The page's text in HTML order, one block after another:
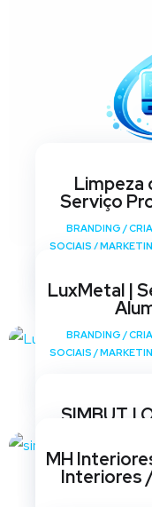
Limpeza
Serviço
BRANDING /
SOCIAIS /
LuxMetal |
BRANDING /
SOCIAIS /
SIMBUT |
SOCIAIS /
MH
Interiores